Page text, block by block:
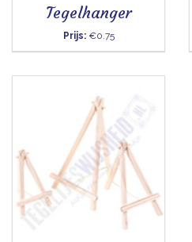
Tegelhanger
Prijs:€0.75